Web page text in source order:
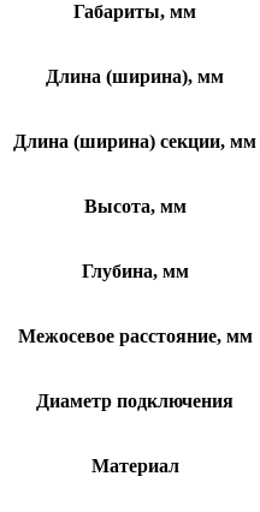
Габариты, мм
Длина (ширина), мм
Длина (ширина) секции, мм
Высота, мм
Глубина, мм
Межосевое расстояние, мм
Диаметр подключения
Материал